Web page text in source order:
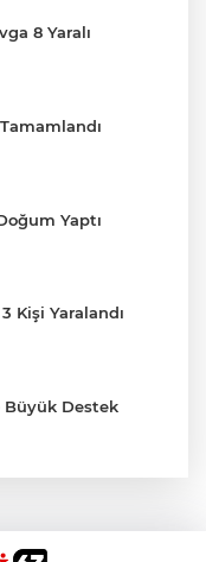
8 Yaralı
Yaptı
Kişi Yaralandı
Büyük Destek